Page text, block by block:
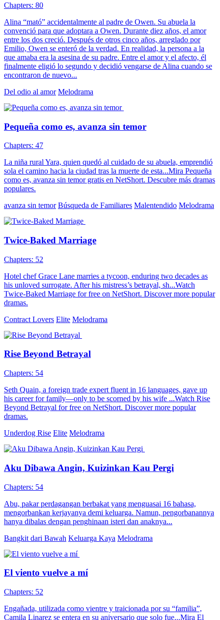
Chapters: 80
Alina “mató” accidentalmente al padre de Owen. Su abuela la
convenció para que adoptara a Owen. Durante diez años, el amor
entre los dos creció. Después de otros cinco años, arreglado por
Emilio, Owen se enteró de la verdad. En realidad, la persona a la
que amaba era la asesina de su padre. Entre el amor y el afecto, él
finalmente eligió lo segundo y decidió vengarse de Alina cuando se
encontraron de nuevo...
Del odio al amor Melodrama
Pequeña como es, avanza sin temor
Chapters: 47
La niña rural Yara, quien quedó al cuidado de su abuela, emprendió
sola el camino hacia la ciudad tras la muerte de esta...Mira Pequeña
como es, avanza sin temor gratis en NetShort. Descubre más dramas
populares.
avanza sin temor Búsqueda de Familiares Malentendido Melodrama
Twice-Baked Marriage
Chapters: 52
Hotel chef Grace Lane marries a tycoon, enduring two decades as
his unloved surrogate. After his mistress’s betrayal, sh...Watch
Twice-Baked Marriage for free on NetShort. Discover more popular
dramas.
Contract Lovers Elite Melodrama
Rise Beyond Betrayal
Chapters: 54
Seth Quain, a foreign trade expert fluent in 16 languages, gave up
his career for family—only to be scorned by his wife ...Watch Rise
Beyond Betrayal for free on NetShort. Discover more popular
dramas.
Underdog Rise Elite Melodrama
Aku Dibawa Angin, Kuizinkan Kau Pergi
Chapters: 54
Abu, pakar perdagangan berbakat yang menguasai 16 bahasa,
mengorbankan kerjayanya demi keluarga. Namun, pengorbanannya
hanya dibalas dengan penghinaan isteri dan anaknya...
Bangkit dari Bawah Keluarga Kaya Melodrama
El viento vuelve a mí
Chapters: 52
Engañada, utilizada como vientre y traicionada por su “familia”,
Camila Linarez se entera en su aniversario que solo fue...Mira El